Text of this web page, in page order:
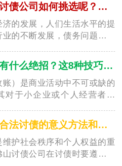
珠海分析讨债公司如何挑选呢？需要注意什么细节？
济的发展，人们生活水平的提
的不断发展，债务问题也逐
珠海要账有什么绝招？这8种技巧值得学习！
账）是商业活动中不可或缺的
对于小企业或个人经营者来
…
珠海探讨合法讨债的意义方法和注意事项
维护社会秩序和个人权益的重
讨债公司在讨债时要遵守法